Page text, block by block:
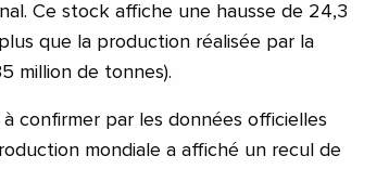
Ce stock affiche une hausse de 24,3
que la production réalisée par la
million de tonnes).
confirmer par les données officielles
mondiale a affiché un recul de